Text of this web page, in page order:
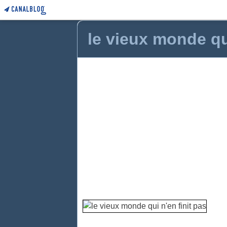
le vieux monde